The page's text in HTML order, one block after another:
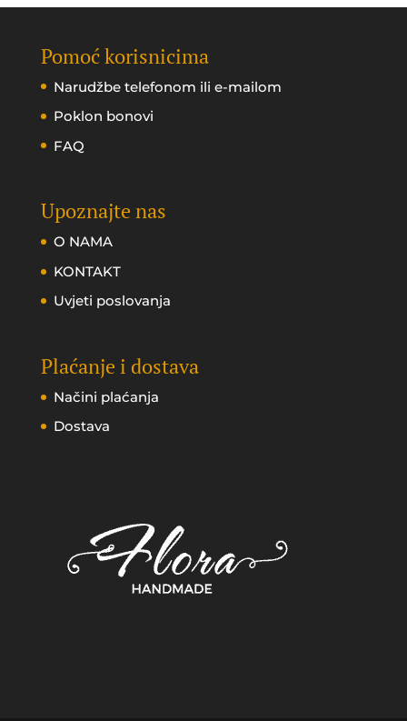
Pomoć korisnicima
Narudžbe telefonom ili e-mailom
Poklon bonovi
FAQ
Upoznajte nas
O NAMA
KONTAKT
Uvjeti poslovanja
Plaćanje i dostava
Načini plaćanja
Dostava